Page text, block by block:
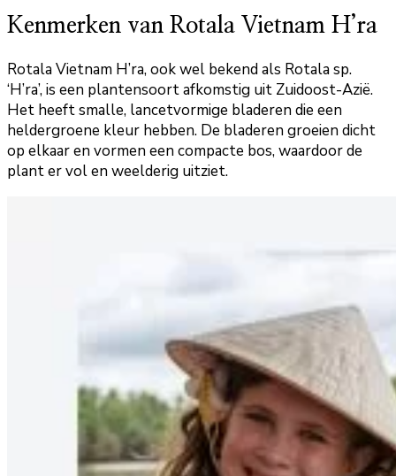
Kenmerken van Rotala Vietnam H’ra
Rotala Vietnam H’ra, ook wel bekend als Rotala sp.
‘H’ra’, is een plantensoort afkomstig uit Zuidoost-Azië.
Het heeft smalle, lancetvormige bladeren die een
heldergroene kleur hebben. De bladeren groeien dicht
op elkaar en vormen een compacte bos, waardoor de
plant er vol en weelderig uitziet.